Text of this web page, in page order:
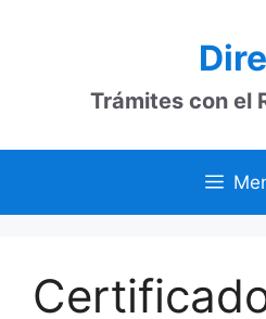
Trámites con el